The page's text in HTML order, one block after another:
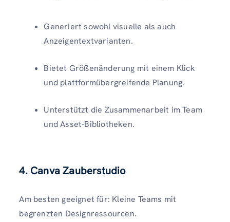
Generiert sowohl visuelle als auch
Anzeigentextvarianten.
Bietet Größenänderung mit einem Klick
und plattformübergreifende Planung.
Unterstützt die Zusammenarbeit im Team
und Asset-Bibliotheken.
4. Canva Zauberstudio
Am besten geeignet für: Kleine Teams mit
begrenzten Designressourcen.